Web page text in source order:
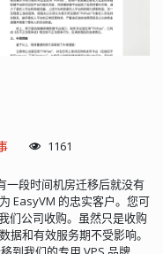
1161
一段时间机房迁移后就没有
EasyVM 的忠实客户。您可
们公司收购。虽然只是收购
据和有效服务期不受影响。